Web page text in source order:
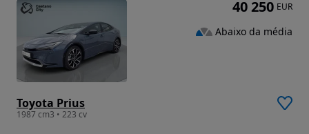
Toyota Prius
1987 cm3 • 223 cv
40 250 EUR
Abaixo da média